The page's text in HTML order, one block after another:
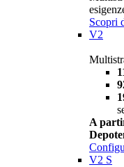
Scopri
V2
A
V2 S